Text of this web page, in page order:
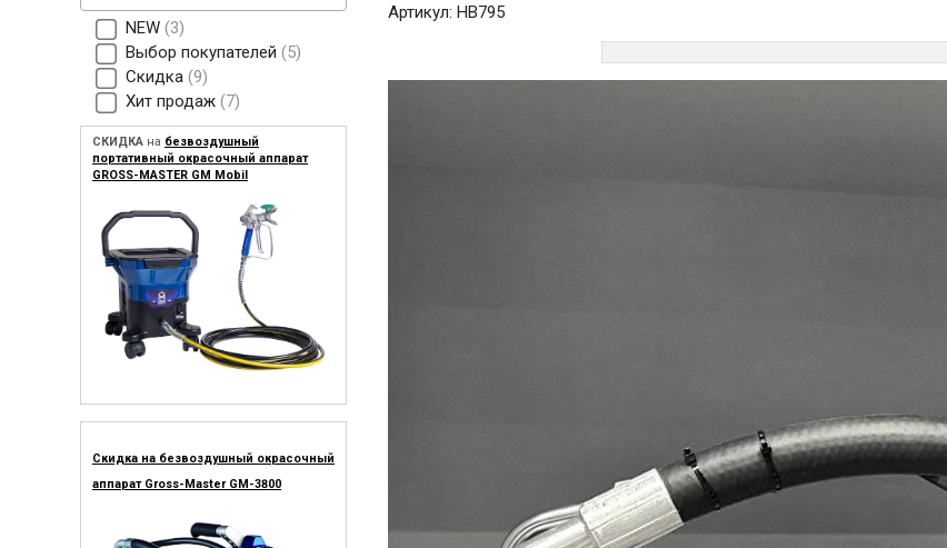
NEW 3
Выбор покупателей
5
Скидка 9
Хит продаж 7
СКИДКА на безвоздушный
портативный окрасочный аппарат
GROSS-MASTER GM Mobil
Скидка на безвоздушный окрасочный
аппарат Gross-Master GM-3800
Артикул: HB795